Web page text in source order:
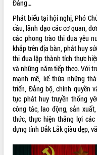
Xây dựng nông thôn mới: Nâng cao
sống người dân từ những mô hình
thực
Quyết liệt tháo gỡ vướng mắc, đẩy
nhanh tiến độ các dự án trọng
trong Khu kinh tế Nam Phú Yên
Hòn Yến phát triển du lịch gắn với
tồn biển
Lấy ý kiến điều chỉnh Quy hoạch
Đắk Lắk thời kỳ 2021-2030, tầm
đến năm 2050
Phát động chiến dịch 30 ngày đêm
Đảng…
Phát biểu tại hội nghị, Phó
cầu, lãnh đạo các cơ quan,
các phong trào thi đua yêu
khắp trên địa bàn, phát huy
thi đua lập thành tích thực
và những năm tiếp theo. Với
mạnh mẽ, kế thừa những
triển, Đảng bộ, chính quyền
tục phát huy truyền thống
công tác, lao động, sản
thức, thực hiện thắng lợi
dựng tỉnh Đắk Lắk giàu đẹp,